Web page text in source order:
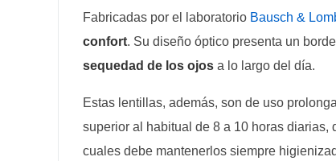
Fabricadas por el laboratorio Bausch &
confort. Su diseño óptico presenta un
sequedad de los ojos a lo largo del día.
Estas lentillas, además, son de uso
superior al habitual de 8 a 10 horas
cuales debe mantenerlos siempre